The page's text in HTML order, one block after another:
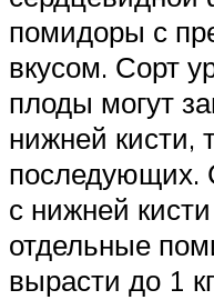
помидоры с
вкусом. Сорт
плоды могут
нижней кисти,
последующих.
с нижней
отдельные
вырасти до 1